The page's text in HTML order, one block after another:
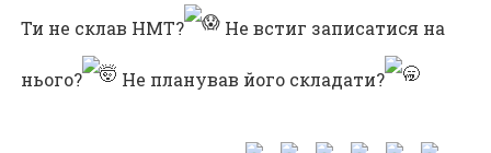
Ти не склав НМТ? Не встиг записатися на
нього?
Не планував його складати?